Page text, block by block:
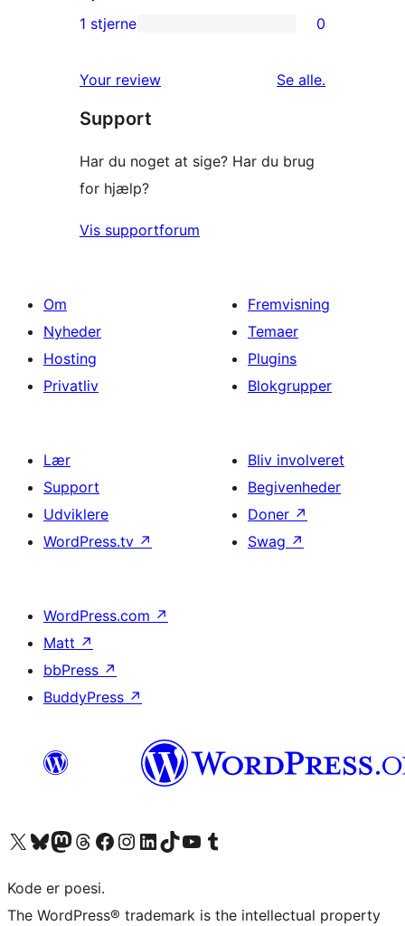
anmeldelser
2-
anmeldelser
stjernet
anmeldelser
1 stjerne 0
Your review Se alleanmeldelser
.
Support
Har du noget at sige? Har du brug
for hjælp?
Vis supportforum
Om
Nyheder
Hosting
Privatliv
Fremvisning
Temaer
Plugins
Blokgrupper
Lær
Support
Udviklere
WordPress.tv ↗
Bliv involveret
Begivenheder
Doner ↗
Swag ↗
WordPress.com ↗
Matt ↗
bbPress ↗
BuddyPress ↗
Besøg vores X (tidligere Twitter) konto
Besøg vores Bluesky-konto
Besøg vores Mastodon konto
Besøg vores Threads-konto
Besøg vores Facebook sideBesøg vores Instagram konto
Besøg vores LinkedIn konto
Besøg vores TikTok-konto
Besøg vores YouTube-kanalBesøg vores Tumblr-konto
Kode er poesi.
The WordPress® trademark is the intellectual property